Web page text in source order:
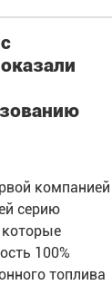
компанией
серию
100%
топлива